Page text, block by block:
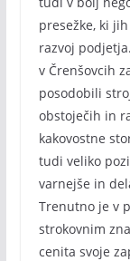
presežke, ki
razvoj
v Črenšovcih
posodobili
obstoječih in
kakovostne
tudi veliko
varnejše in
Trenutno je v
strokovnim
cenita svoje